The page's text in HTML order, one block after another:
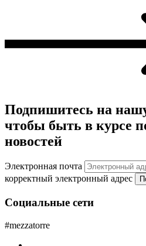
Подпишитесь на
чтобы быть в курсе
новостей
Электронная почта
корректный электронный адрес
Социальные сети
#mezzatorre